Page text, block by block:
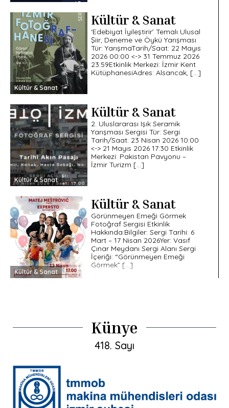
Kültür & Sanat
Kültür & Sanat
‘Edebiyat İyileştirir’ Temalı Ulusal
Şiir, Deneme ve Öykü Yarışması
Tür: YarışmaTarih/Saat: 22 Mayıs
2026 00:00 <-> 31 Temmuz 2026
23:59Etkinlik Merkezi: İzmir Kent
KütüphanesiAdres: Alsancak, […]
Kültür & Sanat
Kültür & Sanat
2. Uluslararası Işık Seramik
Yarışması Sergisi Tür: Sergi
Tarih/Saat: 23 Nisan 2026 10:00
<-> 21 Mayıs 2026 17:30 Etkinlik
Merkezi: Pakistan Pavyonu –
İzmir Turizm […]
Kültür & Sanat
Kültür & Sanat
Görünmeyen Emeği Görmek
Fotoğraf Sergisi Etkinlik
Hakkında:Bilgiler: Sergi Tarihi: 6
Mart – 17 Nisan 2026Yer: Vasıf
Çınar Meydanı Sergi Alanı Sergi
İçeriği: “Görünmeyen Emeği
Görmek” […]
Künye
418. Sayı